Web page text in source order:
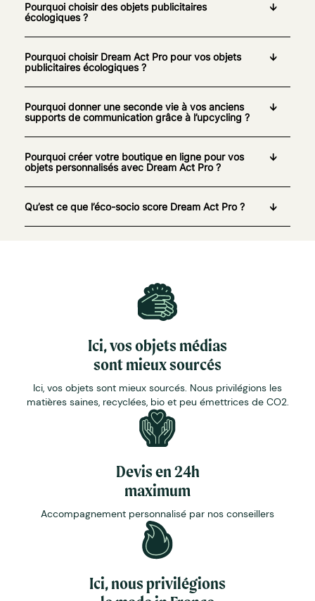
Pourquoi choisir des objets publicitaires
écologiques ?
Pourquoi choisir Dream Act Pro pour vos objets
publicitaires écologiques ?
Pourquoi donner une seconde vie à vos anciens
supports de communication grâce à l’upcycling ?
Pourquoi créer votre boutique en ligne pour vos
objets personnalisés avec Dream Act Pro ?
Qu’est ce que l’éco-socio score Dream Act Pro ?
Ici, vos objets médias
sont mieux sourcés
Ici, vos objets sont mieux sourcés. Nous privilégions les
matières saines, recyclées, bio et peu émettrices de CO2.
Devis en 24h
maximum
Accompagnement personnalisé par nos conseillers
Ici, nous privilégions